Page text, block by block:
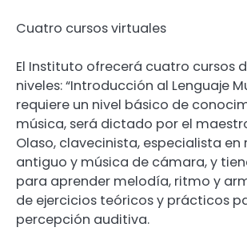
Cuatro cursos virtuales
El Instituto ofrecerá cuatro cursos
niveles: “Introducción al Lenguaje
requiere un nivel básico de
música, será dictado por el
Olaso, clavecinista, especialista en
antiguo y música de cámara, y
para aprender melodía, ritmo y
de ejercicios teóricos y prácticos
percepción auditiva.